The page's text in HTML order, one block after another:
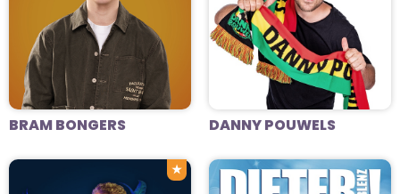
BRAM BONGERS DANNY POUWELS
★